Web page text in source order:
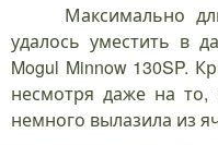
Максимально
удалось уместить в
Mogul Minnow 130SP.
несмотря даже на то,
немного вылазила из